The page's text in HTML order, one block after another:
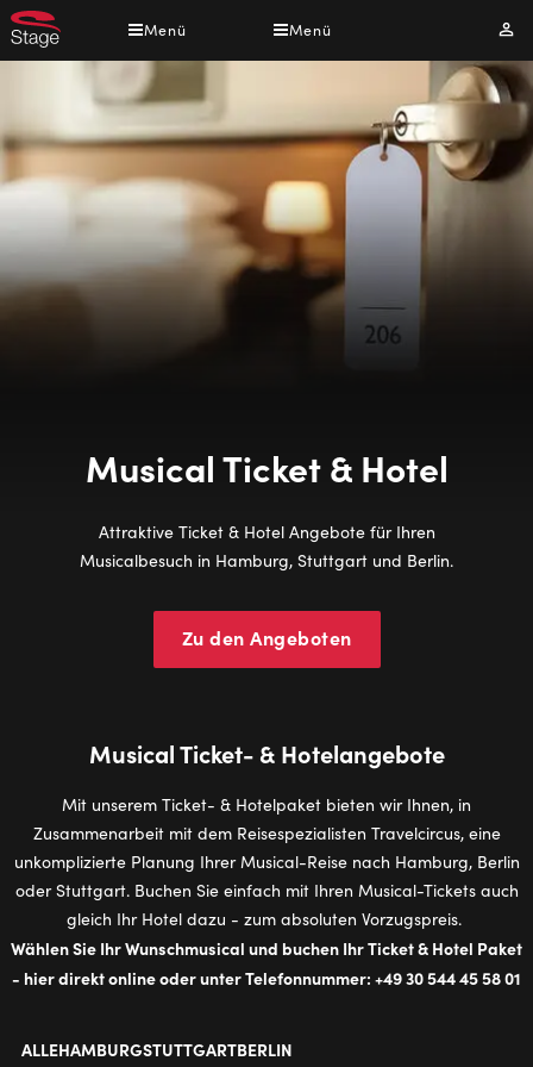
Direkt
zum
Menü Menü
Musical Ticket & Hotel
Attraktive Ticket & Hotel Angebote für Ihren
Musicalbesuch in Hamburg, Stuttgart und Berlin.
Zu den Angeboten
Mu­si­cal Ticket- & Hotelangebote
Mit unserem Ticket- & Hotelpaket bieten wir Ihnen, in
Zusammenarbeit mit dem Reisespezialisten Travelcircus, eine
unkomplizierte Planung Ihrer Musical-Reise nach Hamburg, Berlin
oder Stuttgart. Buchen Sie einfach mit Ihren Musical-Tickets auch
gleich Ihr Hotel dazu - zum absoluten Vorzugspreis.
Wählen Sie Ihr Wunschmusical und buchen Ihr Ticket & Hotel Paket
- hier direkt online oder unter Telefonnummer: +49 30 544 45 58 01
ALLEHAMBURGSTUTTGARTBERLIN